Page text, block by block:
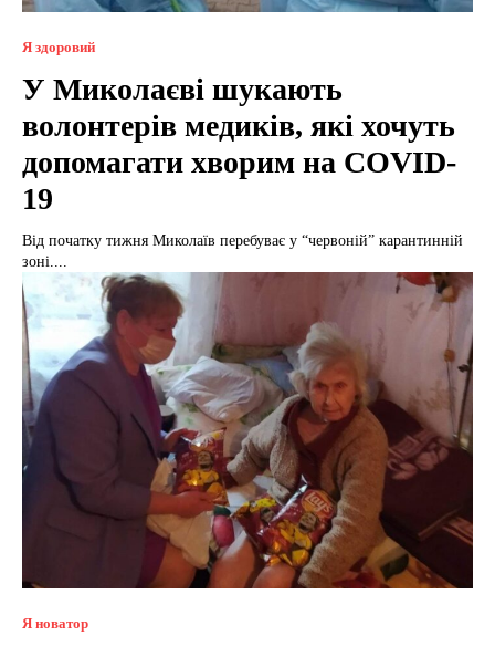
Я здоровий
У Миколаєві шукають
волонтерів медиків, які хочуть
допомагати хворим на COVID-
19
Від початку тижня Миколаїв перебуває у “червоній” карантинній
зоні....
Я новатор